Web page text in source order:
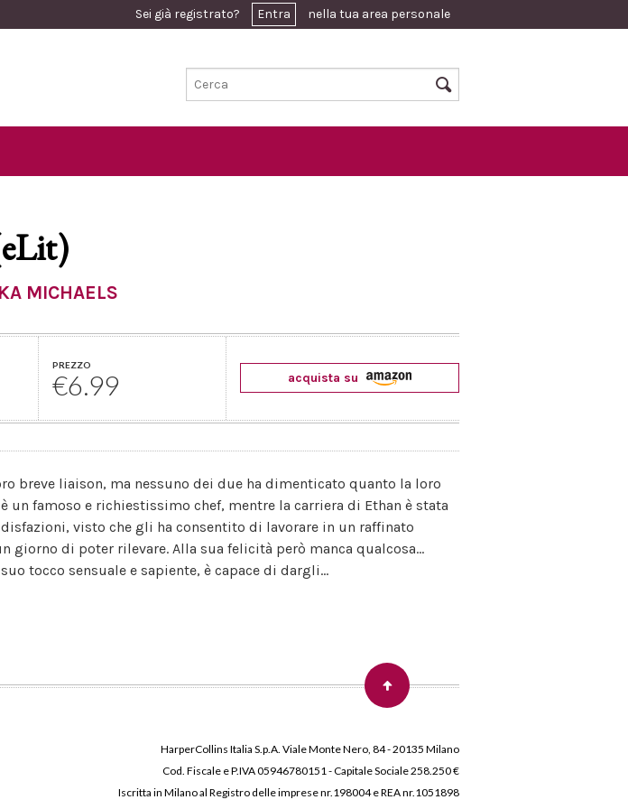
Sei già registrato? Entra nella tua area personale
MICHAELS
PREZZO
€6.99 acquista su
breve liaison, ma nessuno dei due ha dimenticato quanto la loro
un famoso e richiestissimo chef, mentre la carriera di Ethan è stata
visto che gli ha consentito di lavorare in un raffinato
giorno di poter rilevare. Alla sua felicità però manca qualcosa...
tocco sensuale e sapiente, è capace di dargli...
HarperCollins Italia S.p.A. Viale Monte Nero, 84 - 20135 Milano
Cod. Fiscale e P.IVA 05946780151 - Capitale Sociale 258.250 €
Iscritta in Milano al Registro delle imprese nr.198004 e REA nr.1051898